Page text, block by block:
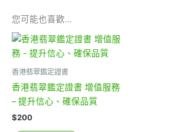
您可能也喜歡…
香港翡翠鑑定證書
香港翡翠鑑定證書 增值服務
– 提升信心、確保品質
$200